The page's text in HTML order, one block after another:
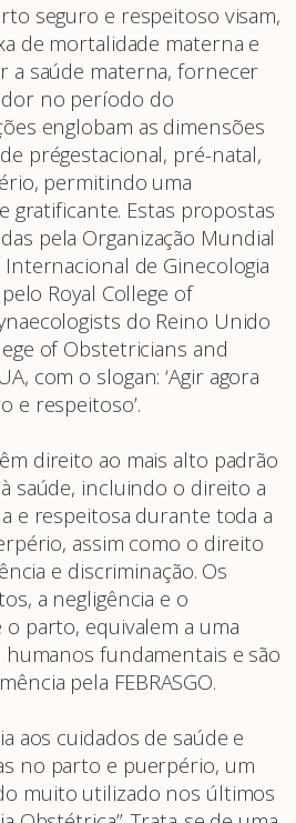
seguro e respeitoso visam,
de mortalidade materna e
a saúde materna, fornecer
no período do
englobam as dimensões
prégestacional, pré-natal,
permitindo uma
gratificante. Estas propostas
pela Organização Mundial
Internacional de Ginecologia
Royal College of
do Reino Unido
of Obstetricians and
com o slogan: ‘Agir agora
e respeitoso’.
direito ao mais alto padrão
saúde, incluindo o direito a
e respeitosa durante toda a
assim como o direito
e discriminação. Os
a negligência e o
parto, equivalem a uma
fundamentais e são
pela FEBRASGO.
aos cuidados de saúde e
no parto e puerpério, um
muito utilizado nos últimos